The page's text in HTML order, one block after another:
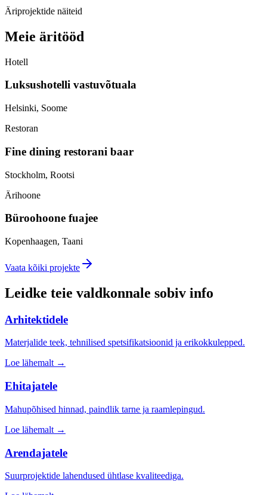
Äriprojektide näiteid
Meie äritööd
Hotell
Luksushotelli vastuvõtuala
Helsinki, Soome
Restoran
Fine dining restorani baar
Stockholm, Rootsi
Ärihoone
Büroohoone fuajee
Kopenhaagen, Taani
Vaata kõiki projekte
Leidke teie valdkonnale sobiv info
Arhitektidele
Materjalide teek, tehnilised spetsifikatsioonid ja erikokkulepped.
Loe lähemalt →
Ehitajatele
Mahupõhised hinnad, paindlik tarne ja raamlepingud.
Loe lähemalt →
Arendajatele
Suurprojektide lahendused ühtlase kvaliteediga.